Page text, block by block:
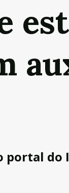
portal do